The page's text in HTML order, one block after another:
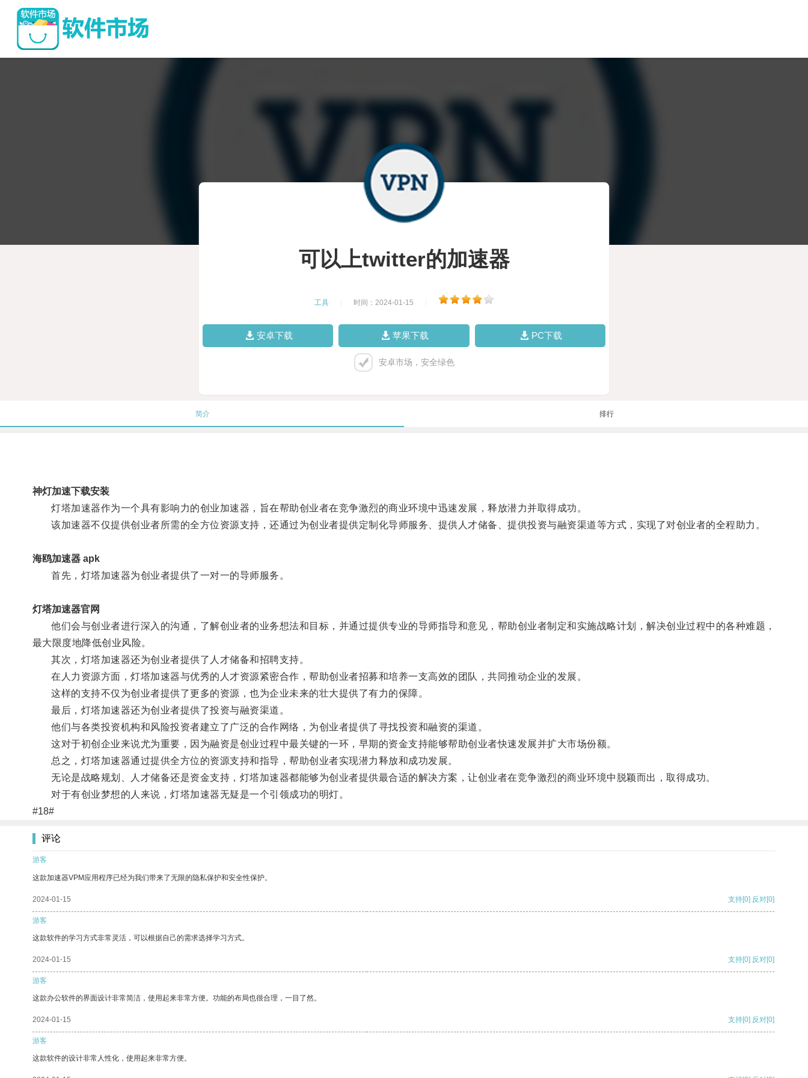
可以上twitter的加速器
工具 时间：2024-01-15
安卓下载 苹果下载 PC下载
安卓市场，安全绿色
简介 排行
神灯加速下载安装
灯塔加速器作为一个具有影响力的创业加速器，旨在帮助创业者在竞争激烈的商业环境中迅速发展，释放潜力并取得成功。
该加速器不仅提供创业者所需的全方位资源支持，还通过为创业者提供定制化导师服务、提供人才储备、提供投资与融资渠道等方式，实现了对创业者的全程助力。
海鸥加速器 apk
首先，灯塔加速器为创业者提供了一对一的导师服务。
灯塔加速器官网
他们会与创业者进行深入的沟通，了解创业者的业务想法和目标，并通过提供专业的导师指导和意见，帮助创业者制定和实施战略计划，解决创业过程中的各种难题，
最大限度地降低创业风险。
其次，灯塔加速器还为创业者提供了人才储备和招聘支持。
在人力资源方面，灯塔加速器与优秀的人才资源紧密合作，帮助创业者招募和培养一支高效的团队，共同推动企业的发展。
这样的支持不仅为创业者提供了更多的资源，也为企业未来的壮大提供了有力的保障。
最后，灯塔加速器还为创业者提供了投资与融资渠道。
他们与各类投资机构和风险投资者建立了广泛的合作网络，为创业者提供了寻找投资和融资的渠道。
这对于初创企业来说尤为重要，因为融资是创业过程中最关键的一环，早期的资金支持能够帮助创业者快速发展并扩大市场份额。
总之，灯塔加速器通过提供全方位的资源支持和指导，帮助创业者实现潜力释放和成功发展。
无论是战略规划、人才储备还是资金支持，灯塔加速器都能够为创业者提供最合适的解决方案，让创业者在竞争激烈的商业环境中脱颖而出，取得成功。
对于有创业梦想的人来说，灯塔加速器无疑是一个引领成功的明灯。
#18#
评论
游客
这款加速器VPM应用程序已经为我们带来了无限的隐私保护和安全性保护。
2024-01-15 支持[0] 反对[0]
游客
这款软件的学习方式非常灵活，可以根据自己的需求选择学习方式。
2024-01-15 支持[0] 反对[0]
游客
这款办公软件的界面设计非常简洁，使用起来非常方便。功能的布局也很合理，一目了然。
2024-01-15 支持[0] 反对[0]
游客
这款软件的设计非常人性化，使用起来非常方便。